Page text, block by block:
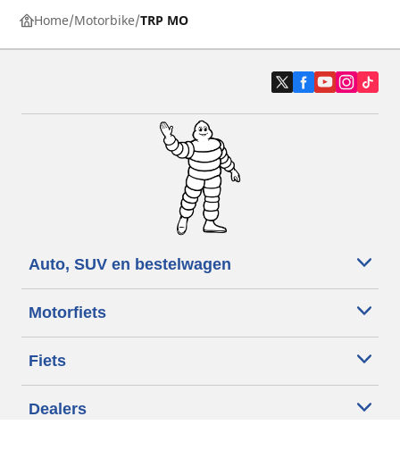
Home Motorbike TRP MO
Auto, SUV en bestelwagen
Motorfiets
Fiets
Dealers